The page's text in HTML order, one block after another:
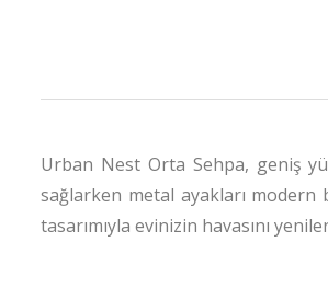
Urban Nest Orta Sehpa, geniş
sağlarken metal ayakları modern
tasarımıyla evinizin havasını